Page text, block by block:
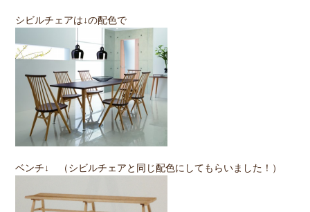
シビルチェアは↓の配色で
ベンチ↓ （シビルチェアと同じ配色にしてもらいました！）